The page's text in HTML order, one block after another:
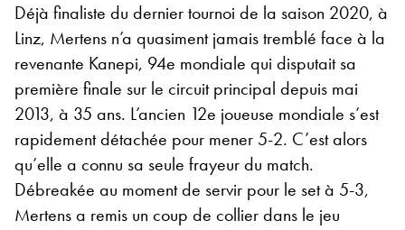
Déjà finaliste du dernier tournoi de la saison 2020, à
Linz, Mertens n’a quasiment jamais tremblé face à la
revenante Kanepi, 94e mondiale qui disputait sa
première finale sur le circuit principal depuis mai
2013, à 35 ans. L’ancien 12e joueuse mondiale s’est
rapidement détachée pour mener 5-2. C’est alors
qu’elle a connu sa seule frayeur du match.
Débreakée au moment de servir pour le set à 5-3,
Mertens a remis un coup de collier dans le jeu